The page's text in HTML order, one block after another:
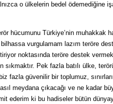
o ülkelerin bedel ödemediğine
hücumunu Türkiye’nin muhakkak
vurgulamam lazım teröre
noktasında teröre destek
sıkmaktır. Pek fazla batılı ülke,
fazla güvenilir bir toplumuz,
meydana çıkacağı ve ne kadar
ederim ki bu hadiseler bütün